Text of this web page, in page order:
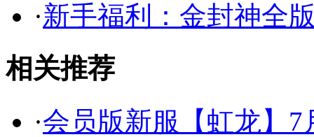
·新手福利：金封神全
相关推荐
·会员版新服【虹龙】7